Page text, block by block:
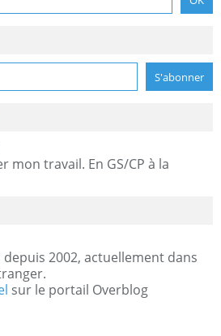
mon travail. En GS/CP à la
2002, actuellement dans
sur le portail Overblog